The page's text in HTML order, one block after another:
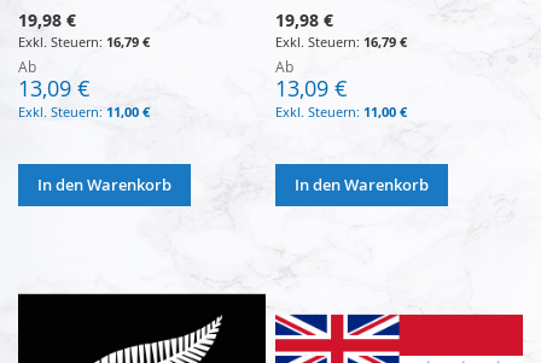
19,98 €
16,79 €
Ab
13,09 €
11,00 €
In den Warenkorb
19,98 €
16,79 €
Ab
13,09 €
11,00 €
In den Warenkorb